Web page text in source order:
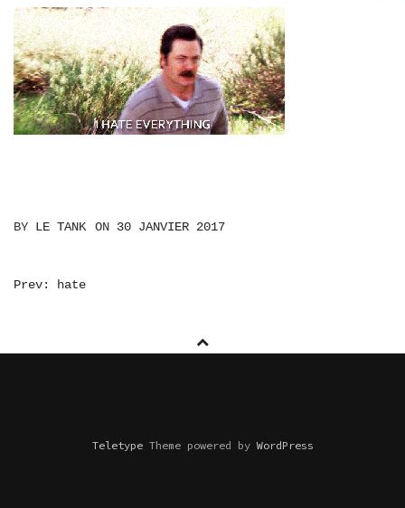
BY LE TANK ON 30 JANVIER 2017
NAVIGATION
L’ARTICLE
Prev: hate
TeletypeTheme powered byWordPress